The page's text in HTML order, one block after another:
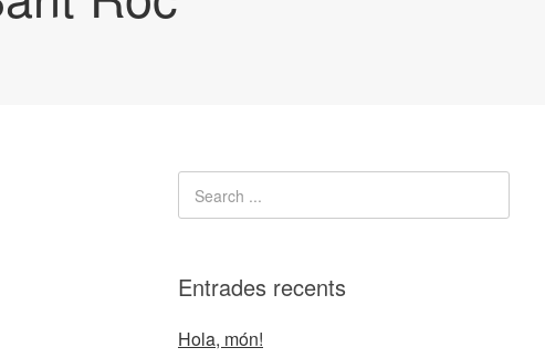
Entrades recents
Hola, món!